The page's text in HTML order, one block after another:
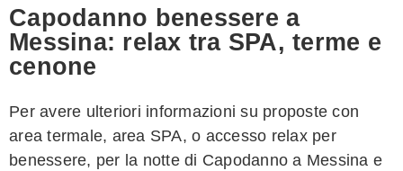
Capodanno benessere a
Messina: relax tra SPA, terme e
cenone
Per avere ulteriori informazioni su proposte con
area termale, area SPA, o accesso relax per
benessere, per la notte di Capodanno a Messina e